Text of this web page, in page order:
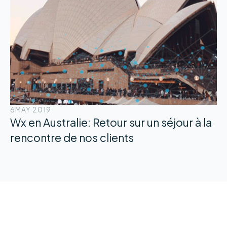
6MAY 2019
Wx en Australie: Retour sur un séjour à la
rencontre de nos clients